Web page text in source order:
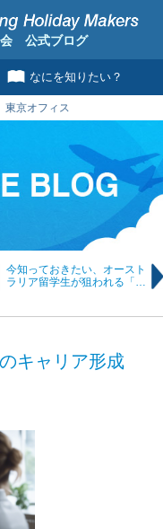
会 公式ブログ
なにを知りたい？
京オフィス
今知っておきたい、オースト
ラリア留学生が狙われる「マ
キャリア形成